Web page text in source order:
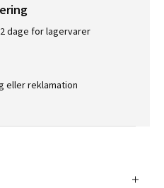
dage for lagervarer
eller reklamation